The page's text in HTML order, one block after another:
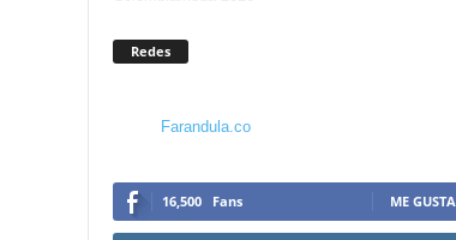
Redes
Farandula.co
16,500 Fans ME GUSTA